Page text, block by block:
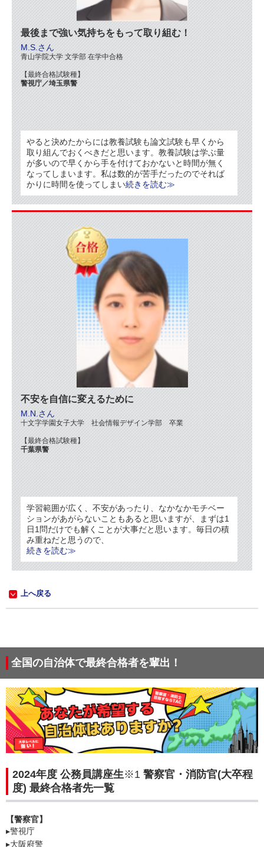
最後まで強い気持ちをもって取り組む！
M.S.さん
青山学院大学 文学部 在学中合格
【最終合格試験種】
警視庁／埼玉県警
やると決めたからには教養試験も論文試験も早くから
取り組んでおくべきだと思います。教養試験は学ぶ量
が多いので早くから手を付けておかないと時間が無く
なってしまいます。私は数的が苦手だったのでそれば
かりに時間を使ってしまい続きを読む≫
不安を自信に変えるために
M.N.さん
十文字学園女子大学 社会情報デザイン学部 卒業
【最終合格試験種】
千葉県警
学習範囲が広く、不安があったり、なかなかモチベー
ションがあがらないこともあると思いますが、まずは1
日1問だけでも解くことが大事だと思います。毎日の積
み重ねだと思うので、
続きを読む≫
上へ戻る
全国の自治体で最終合格者を輩出！
2024年度 公務員講座生※1 警察官・消防官(大卒程
度) 最終合格者先一覧
【警察官】
▸警視庁
▸大阪府警